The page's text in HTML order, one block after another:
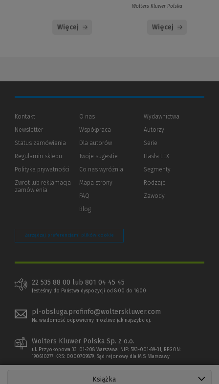
Książka
Więcej
Wolters Kluwer Polska
Więcej
Kontakt
Newsletter
Status zamówienia
Regulamin sklepu
Polityka prywatności (Nowe
(Link
innej
Zwrot lub reklamacja
zamówienia
O nas
Współpraca
Dla autorów(Nowe
(Link
innej
Twoje sugestie
Co nas wyróżnia
Mapa strony
FAQ
Blog
Wydawnictwa
Autorzy
Serie
Hasła LEX
Segmenty
Rodzaje
Zawody
Zarządzaj preferencjami plików cookie
22 535 88 00 lub 801 04 45 45
Jesteśmy do Państwa dyspozycji od 8:00 do 16:00
pl-obsluga.profinfo@wolterskluwer.com
Na wiadomość odpowiemy możliwe jak najszybciej.
Wolters Kluwer Polska Sp. z o.o.
ul. Przyokopowa 33, 01-208 Warszawa; NIP: 583-001-89-31, REGON:
190610277, KRS: 0000709879, Sąd rejonowy dla M.S. Warszawy